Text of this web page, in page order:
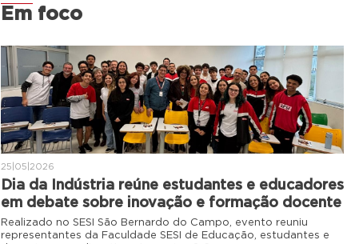
Em foco
25|05|2026
Dia da Indústria reúne estudantes e educadores
em debate sobre inovação e formação docente
Realizado no SESI São Bernardo do Campo, evento reuniu
representantes da Faculdade SESI de Educação, estudantes e